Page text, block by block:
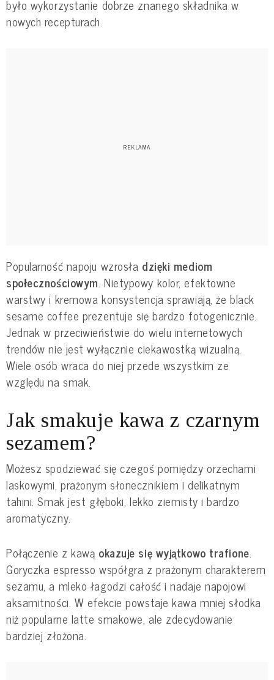
było wykorzystanie dobrze znanego składnika w
nowych recepturach.
Popularność napoju wzrosła dzięki mediom
społecznościowym. Nietypowy kolor, efektowne
warstwy i kremowa konsystencja sprawiają, że black
sesame coffee prezentuje się bardzo fotogenicznie.
Jednak w przeciwieństwie do wielu internetowych
trendów nie jest wyłącznie ciekawostką wizualną.
Wiele osób wraca do niej przede wszystkim ze
względu na smak.
Jak smakuje kawa z czarnym
sezamem?
Możesz spodziewać się czegoś pomiędzy orzechami
laskowymi, prażonym słonecznikiem i delikatnym
tahini. Smak jest głęboki, lekko ziemisty i bardzo
aromatyczny.
Połączenie z kawą okazuje się wyjątkowo trafione.
Goryczka espresso współgra z prażonym charakterem
sezamu, a mleko łagodzi całość i nadaje napojowi
aksamitności. W efekcie powstaje kawa mniej słodka
niż popularne latte smakowe, ale zdecydowanie
bardziej złożona.